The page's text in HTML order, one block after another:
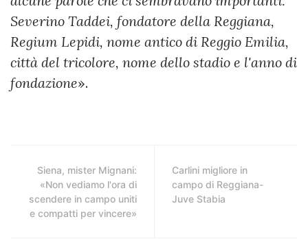
Severino Taddei, fondatore della Reggiana,
Regium Lepidi, nome antico di Reggio Emilia,
città del tricolore, nome dello stadio e l'anno di
fondazione».
Siena, mister Mignani:
«Non vediamo l'ora di
scendere in campo uniti
e compatti per vincere»
Carlini migliore in
campo di Reggiana-
Juve Stabia